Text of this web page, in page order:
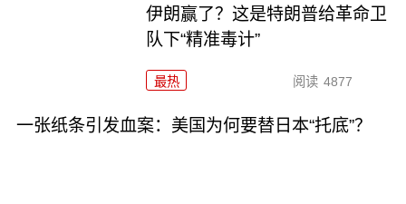
伊朗赢了？这是特朗普给革命卫
队下“精准毒计”
最热 阅读 4877
一张纸条引发血案：美国为何要替日本“托底”？